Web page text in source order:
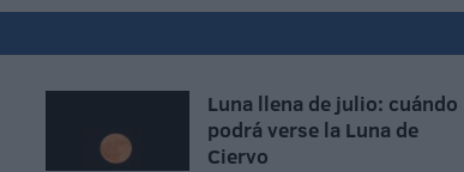
Luna llena de julio: cuándo
podrá verse la Luna de
Ciervo